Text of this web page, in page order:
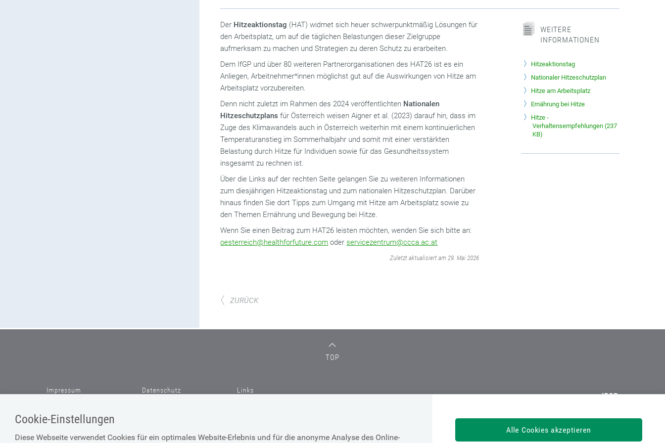
Cookie-Einstellungen
Diese Webseite verwendet Cookies für ein optimales Website-Erlebnis und für die anonyme Analyse des Online-
Alle Cookies akzeptieren
Der Hitzeaktionstag (HAT) widmet sich heuer schwerpunktmäßig Lösungen für
den Arbeitsplatz, um auf die täglichen Belastungen dieser Zielgruppe
aufmerksam zu machen und Strategien zu deren Schutz zu erarbeiten.
Dem IfGP und über 80 weiteren Partnerorganisationen des HAT26 ist es ein
Anliegen, Arbeitnehmer*innen möglichst gut auf die Auswirkungen von Hitze am
Arbeitsplatz vorzubereiten.
Denn nicht zuletzt im Rahmen des 2024 veröffentlichten Nationalen
Hitzeschutzplansfür Österreich weisen Aigner et al. (2023) darauf hin, dass im
Zuge des Klimawandels auch in Österreich weiterhin mit einem kontinuierlichen
Temperaturanstieg im Sommerhalbjahr und somit mit einer verstärkten
Belastung durch Hitze für Individuen sowie für das Gesundheitssystem
insgesamt zu rechnen ist.
Über die Links auf der rechten Seite gelangen Sie zu weiteren Informationen
zum diesjährigen Hitzeaktionstag und zum nationalen Hitzeschutzplan. Darüber
hinaus finden Sie dort Tipps zum Umgang mit Hitze am Arbeitsplatz sowie zu
den Themen Ernährung und Bewegung bei Hitze.
Wenn Sie einen Beitrag zum HAT26 leisten möchten, wenden Sie sich bitte an:
oesterreich@healthforfuture.com oder servicezentrum@ccca.ac.at
‌Zuletzt aktualisiert am 29. Mai 2026
WEITERE
INFORMATIONEN
Hitzeaktionstag
Nationaler Hitzeschutzplan
Hitze am Arbeitsplatz
Ernährung bei Hitze
Hitze -
Verhaltensempfehlungen (237
KB)
ZURÜCK
TOP
IFGP
und Prävention GmbH
Impressum
Datenschutz
Links